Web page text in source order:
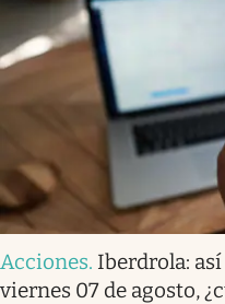
Acciones. Iberdrola:
viernes 07 de agosto,